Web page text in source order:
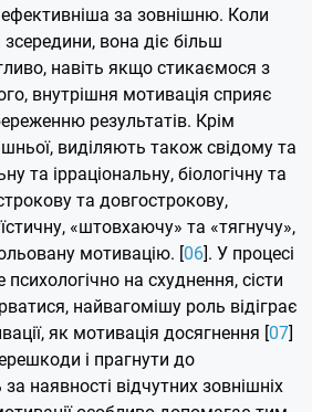
за зовнішню. Коли
вона діє більш
навіть якщо стикаємося з
внутрішня мотивація сприяє
результатів. Крім
виділяють також свідому та
та ірраціональну, біологічну та
та довгострокову,
«штовхаючу» та «тягнучу»,
мотивацію. [06]. У процесі
на схуднення, сісти
найвагомішу роль відіграє
як мотивація досягнення [07]
і прагнути до
наявності відчутних зовнішніх